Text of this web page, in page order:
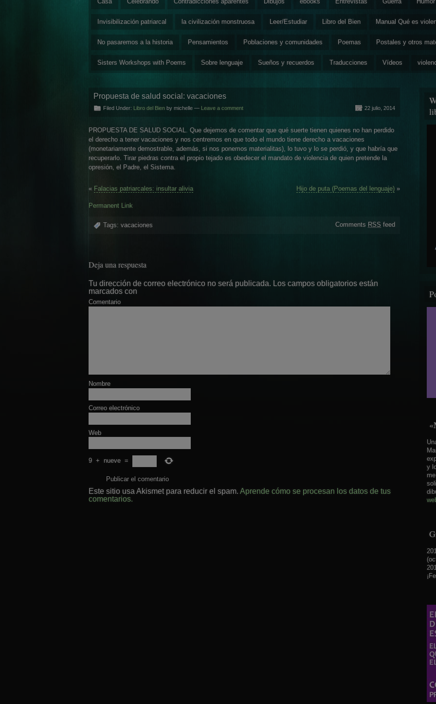
Invisibilización patriarcal la civilización monstruosa Leer/Estudiar Libro del Bien Manual Qué es
No pasaremos a la historia Pensamientos Poblaciones y comunidades Poemas Postales y otros
Sisters Workshops with Poems Sobre lenguaje Sueños y recuerdos Traducciones Vídeos
Propuesta de salud social: vacaciones
Filed Under: Libro del Bien by michelle — Leave a comment 22 julio, 2014
PROPUESTA DE SALUD SOCIAL. Que dejemos de comentar que qué suerte tienen quienes no han perdido
el derecho a tener vacaciones y nos centremos en que todo el mundo tiene derecho a vacaciones
(monetariamente demostrable, además, si nos ponemos materialitas), lo tuvo y lo se perdió, y que habría que
recuperarlo. Tirar piedras contra el propio tejado es obedecer el mandato de violencia de quien pretende la
opresión, el Padre, el Sistema.
« Falacias patriarcales: insultar alivia Hijo de puta (Poemas del lenguaje) »
Permanent Link
Tags: vacaciones Comments RSS feed
Deja una respuesta
Tu dirección de correo electrónico no será publicada. Los campos obligatorios están
marcados con
Comentario
Nombre
Correo electrónico
Web
9 + nueve =
Este sitio usa Akismet para reducir el spam. Aprende cómo se procesan los datos de tus
comentarios.
y